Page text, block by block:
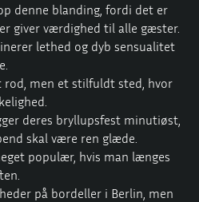
denne blanding, fordi det er
giver værdighed til alle gæster.
lethed og dyb sensualitet
rod, men et stilfuldt sted, hvor
deres bryllupsfest minutiøst,
skal være ren glæde.
populær, hvis man længes
på bordeller i Berlin, men